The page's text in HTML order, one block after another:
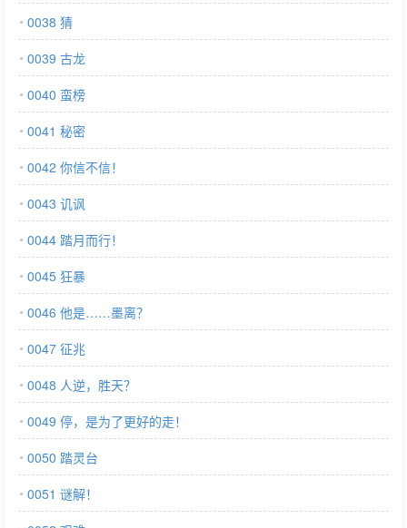
0038 猜
0039 古龙
0040 蛮榜
0041 秘密
0042 你信不信！
0043 讥讽
0044 踏月而行！
0045 狂暴
0046 他是……墨离？
0047 征兆
0048 人逆，胜天？
0049 停，是为了更好的走！
0050 踏灵台
0051 谜解！